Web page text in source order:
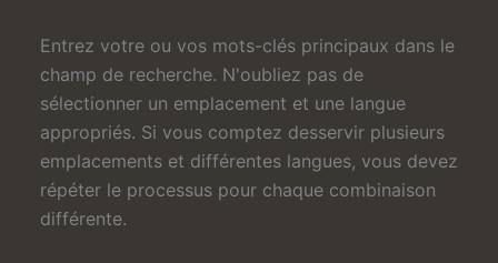
Entrez votre ou vos mots-clés principaux dans le
champ de recherche. N'oubliez pas de
sélectionner un emplacement et une langue
appropriés. Si vous comptez desservir plusieurs
emplacements et différentes langues, vous devez
répéter le processus pour chaque combinaison
différente.